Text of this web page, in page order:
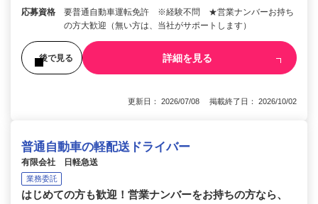
応募資格
要普通自動車運転免許 ※経験不問 ★営業ナンバーお持ち
の方大歓迎（無い方は、当社がサポートします）
後で見る 詳細を見る
更新日： 2026/07/08 掲載終了日： 2026/10/02
普通自動車の軽配送ドライバー
有限会社 日軽急送
業務委託
はじめての方も歓迎！営業ナンバーをお持ちの方なら、